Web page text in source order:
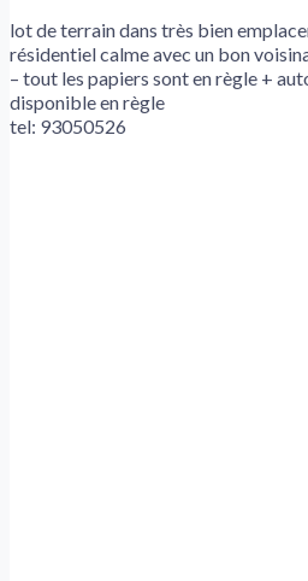
lot de terrain dans très bien
résidentiel calme avec un bon
– tout les papiers sont en règle +
disponible en règle
tel: 93050526